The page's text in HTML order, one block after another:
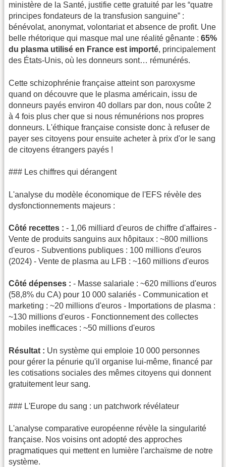
ministère de la Santé, justifie cette gratuité par les “quatre
principes fondateurs de la transfusion sanguine” :
bénévolat, anonymat, volontariat et absence de profit. Une
belle rhétorique qui masque mal une réalité gênante : 65%
du plasma utilisé en France est importé, principalement
des États-Unis, où les donneurs sont… rémunérés.
Cette schizophrénie française atteint son paroxysme
quand on découvre que le plasma américain, issu de
donneurs payés environ 40 dollars par don, nous coûte 2
à 4 fois plus cher que si nous rémunérions nos propres
donneurs. L'éthique française consiste donc à refuser de
payer ses citoyens pour ensuite acheter à prix d'or le sang
de citoyens étrangers payés !
### Les chiffres qui dérangent
L'analyse du modèle économique de l'EFS révèle des
dysfonctionnements majeurs :
Côté recettes : - 1,06 milliard d'euros de chiffre d'affaires -
Vente de produits sanguins aux hôpitaux : ~800 millions
d'euros - Subventions publiques : 100 millions d'euros
(2024) - Vente de plasma au LFB : ~160 millions d'euros
Côté dépenses : - Masse salariale : ~620 millions d'euros
(58,8% du CA) pour 10 000 salariés - Communication et
marketing : ~20 millions d'euros - Importations de plasma :
~130 millions d'euros - Fonctionnement des collectes
mobiles inefficaces : ~50 millions d'euros
Résultat : Un système qui emploie 10 000 personnes
pour gérer la pénurie qu'il organise lui-même, financé par
les cotisations sociales des mêmes citoyens qui donnent
gratuitement leur sang.
### L'Europe du sang : un patchwork révélateur
L'analyse comparative européenne révèle la singularité
française. Nos voisins ont adopté des approches
pragmatiques qui mettent en lumière l'archaïsme de notre
système.